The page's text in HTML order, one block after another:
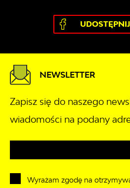
UDOSTĘPNIJ
NEWSLETTER
Zapisz się do naszego
wiadomości na podany
Wyrażam zgodę na